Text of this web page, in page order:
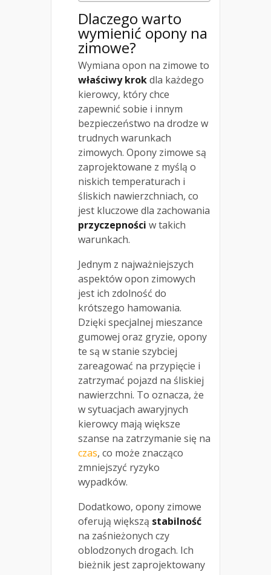
Dlaczego warto
wymienić opony na
zimowe?
Wymiana opon na zimowe to
właściwy krokdla każdego
kierowcy, który chce
zapewnić sobie i innym
bezpieczeństwo na drodze w
trudnych warunkach
zimowych. Opony zimowe są
zaprojektowane z myślą o
niskich temperaturach i
śliskich nawierzchniach, co
jest kluczowe dla zachowania
przyczepności w takich
warunkach.
Jednym z najważniejszych
aspektów opon zimowych
jest ich zdolność do
krótszego hamowania.
Dzięki specjalnej mieszance
gumowej oraz gryzie, opony
te są w stanie szybciej
zareagować na przypięcie i
zatrzymać pojazd na śliskiej
nawierzchni. To oznacza, że
w sytuacjach awaryjnych
kierowcy mają większe
szanse na zatrzymanie się na
czas, co może znacząco
zmniejszyć ryzyko
wypadków.
Dodatkowo, opony zimowe
oferują większą stabilność
na zaśnieżonych czy
oblodzonych drogach. Ich
bieżnik jest zaprojektowany